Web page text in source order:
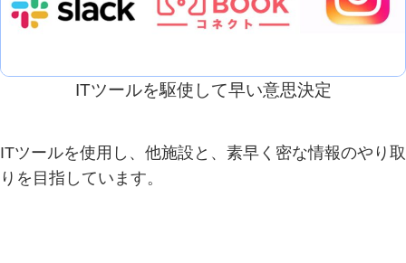
ITツールを駆使して早い意思決定
ITツールを使用し、他施設と、素早く密な情報のやり取
りを目指しています。